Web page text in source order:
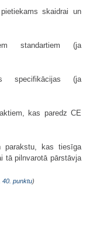
skaidrai un
standartiem (ja
specifikācijas (ja
kas paredz CE
parakstu, kas tiesīga
tā pilnvarotā pārstāvja
40. punktu)